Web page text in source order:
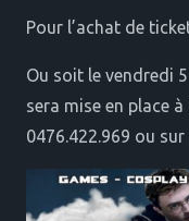
Pour l’achat de
Ou soit le vendredi
sera mise en place
0476.422.969 ou